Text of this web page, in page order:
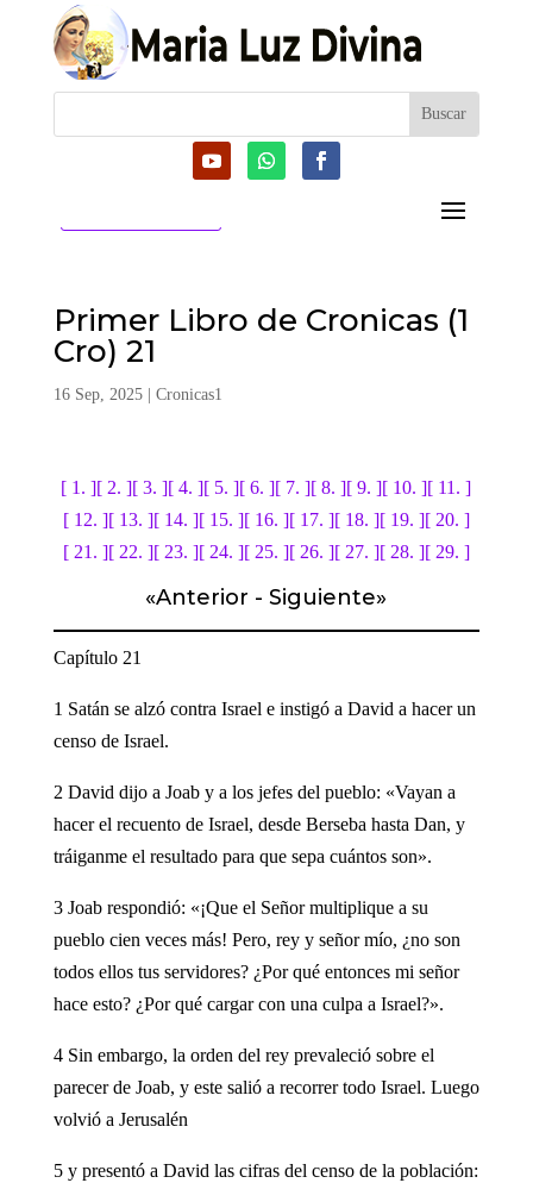
Primer Libro de Cronicas (1
Cro) 21
16 Sep, 2025| Cronicas1
[ 1. ][ 2. ][ 3. ][ 4. ][ 5. ][ 6. ][ 7. ][ 8. ][ 9. ][ 10. ][ 11. ]
[ 12. ][ 13. ][ 14. ][ 15. ][ 16. ][ 17. ][ 18. ][ 19. ][ 20. ]
[ 21. ][ 22. ][ 23. ][ 24. ][ 25. ][ 26. ][ 27. ][ 28. ][ 29. ]
«Anterior -Siguiente»
Capítulo 21
1 Satán se alzó contra Israel e instigó a David a hacer un
censo de Israel.
2 David dijo a Joab y a los jefes del pueblo: «Vayan a
hacer el recuento de Israel, desde Berseba hasta Dan, y
tráiganme el resultado para que sepa cuántos son».
3 Joab respondió: «¡Que el Señor multiplique a su
pueblo cien veces más! Pero, rey y señor mío, ¿no son
todos ellos tus servidores? ¿Por qué entonces mi señor
hace esto? ¿Por qué cargar con una culpa a Israel?».
4 Sin embargo, la orden del rey prevaleció sobre el
parecer de Joab, y este salió a recorrer todo Israel. Luego
volvió a Jerusalén
5 y presentó a David las cifras del censo de la población: